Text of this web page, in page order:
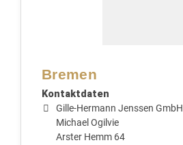
Bremen
Kontaktdaten
Gille-Hermann Jenssen GmbH
Michael Ogilvie
Arster Hemm 64